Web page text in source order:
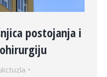
postojanja i